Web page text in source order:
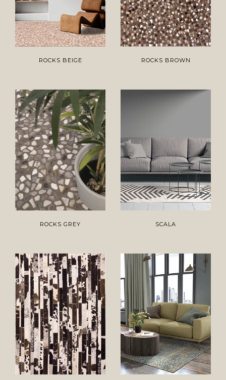
ROCKS BEIGE ROCKS BROWN
ROCKS GREY SCALA